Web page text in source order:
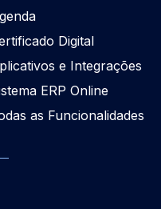
Digital
e Integrações
ERP Online
as Funcionalidades